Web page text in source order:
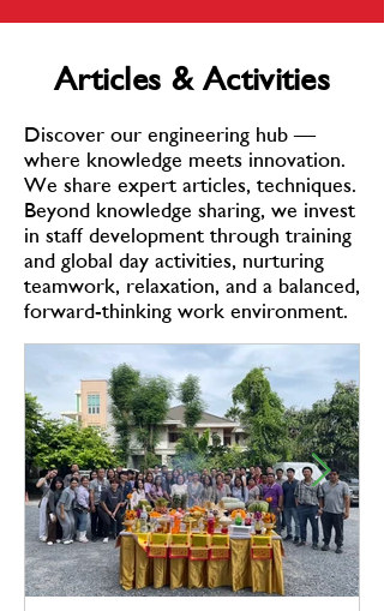
Articles & Activities
Discover our engineering hub —
where knowledge meets innovation.
We share expert articles, techniques.
Beyond knowledge sharing, we invest
in staff development through training
and global day activities, nurturing
teamwork, relaxation, and a balanced,
forward-thinking work environment.